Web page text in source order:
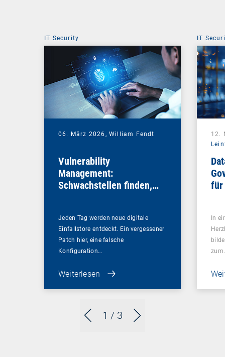
1 / 3
IT Security
06. März 2026, William Fendt
Vulnerability
Management:
Schwachstellen finden,
Jeden Tag werden neue digitale
Einfallstore entdeckt. Ein vergessener
Patch hier, eine falsche
Konfiguration…
Weiterlesen
IT
12.
für
In